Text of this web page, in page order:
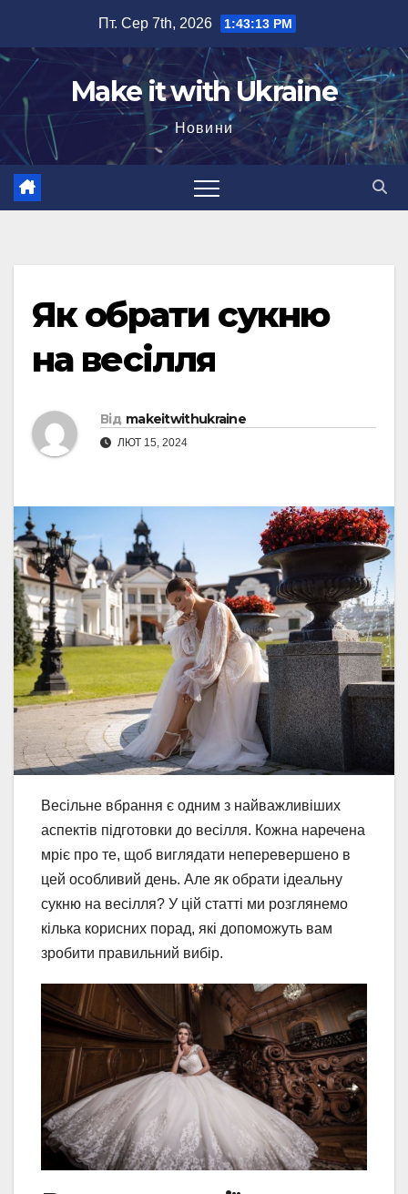
вмісту
Пт. Сер 7th, 2026 1:43:14 PM
Make it with Ukraine
Новини
Як обрати сукню
на весілля
Від makeitwithukraine
ЛЮТ 15, 2024
Весільне вбрання є одним з найважливіших
аспектів підготовки до весілля. Кожна наречена
мріє про те, щоб виглядати неперевершено в
цей особливий день. Але як обрати ідеальну
сукню на весілля? У цій статті ми розглянемо
кілька корисних порад, які допоможуть вам
зробити правильний вибір.